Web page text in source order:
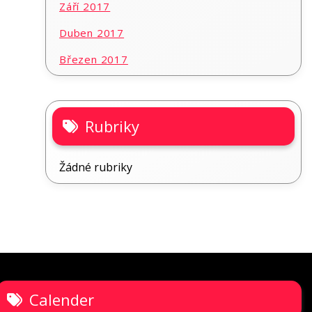
Září 2017
Duben 2017
Březen 2017
Rubriky
Žádné rubriky
Calender